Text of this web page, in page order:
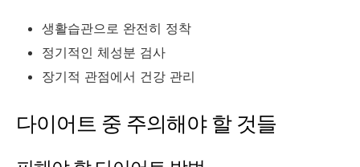
생활습관으로 완전히 정착
정기적인 체성분 검사
장기적 관점에서 건강 관리
다이어트 중 주의해야 할 것들